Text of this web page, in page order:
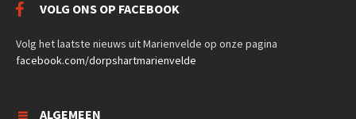
VOLG ONS OP FACEBOOK
Volg het laatste nieuws uit Marienvelde op onze pagina
facebook.com/dorpshartmarienvelde
ALGEMEEN